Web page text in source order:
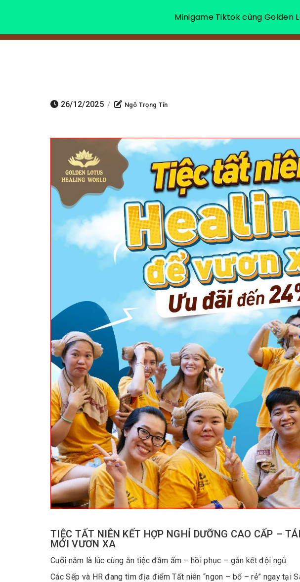
26/12/2025 / Ngô Trọng Tín
TIỆC TẤT NIÊN KẾT HỢP NGHỈ DƯỠNG CAO CẤP –
MỚI VƯƠN XA
Cuối năm là lúc cùng ăn tiệc đầm ấm – hồi phục – gắn kết đội ngũ.
Các Sếp và HR đang tìm địa điểm Tất niên “ngon – bổ – rẻ” ngay tại
Minigame Tiktok cùng Golden